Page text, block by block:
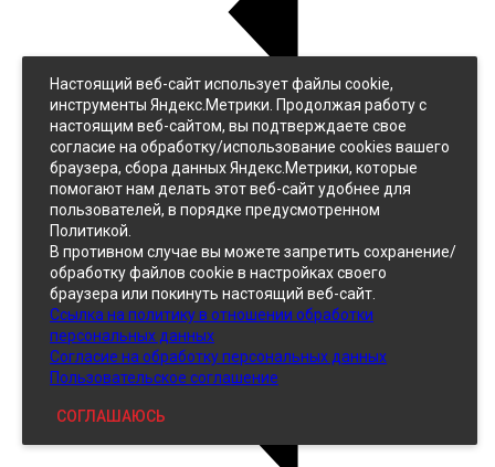
Джинс
Однотонный
Принтованный
Кожзам
Настоящий веб-сайт использует файлы cookie,
инструменты Яндекс.Метрики. Продолжая работу с
настоящим веб-сайтом, вы подтверждаете свое
согласие на обработку/использование cookies вашего
браузера, сбора данных Яндекс.Метрики, которые
помогают нам делать этот веб-сайт удобнее для
пользователей, в порядке предусмотренном
Политикой.
В противном случае вы можете запретить сохранение/
обработку файлов cookie в настройках своего
браузера или покинуть настоящий веб-сайт.
Ссылка на политику в отношении обработки
персональных данных
Согласие на обработку персональных данных
Пользовательское соглашение
СОГЛАШАЮСЬ